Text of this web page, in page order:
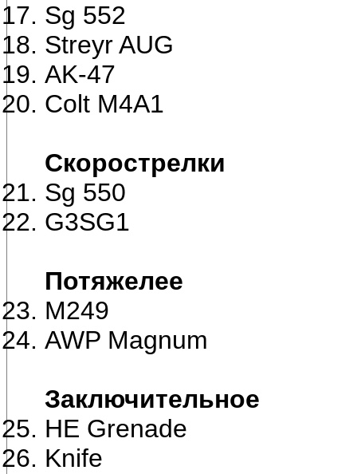
Sg 552
Streyr AUG
AK-47
Colt M4A1
Скорострелки
Sg 550
G3SG1
Потяжелее
M249
AWP Magnum
Заключительное
HE Grenade
Knife